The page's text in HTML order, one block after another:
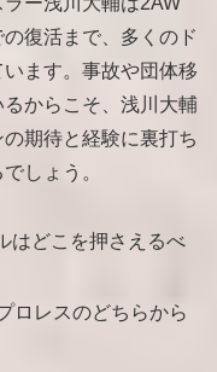
復活まで、多くのド
ます。事故や団体移
からこそ、浅川大輔
期待と経験に裏打ち
しょう。
はどこを押さえるべ
ロレスのどちらから